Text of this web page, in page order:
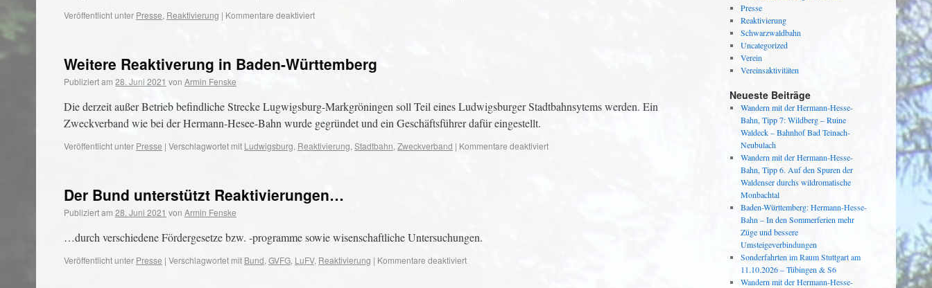
Veröffentlicht unter Presse, Reaktivierung | Kommentare deaktiviert
Weitere Reaktiverung in Baden-Württemberg
Publiziert am 28. Juni 2021 von Armin Fenske
Die derzeit außer Betrieb befindliche Strecke Lugwigsburg-Markgröningen soll Teil eines Ludwigsburger Stadtbahnsytems werden. Ein
Zweckverband wie bei der Hermann-Hesee-Bahn wurde gegründet und ein Geschäftsführer dafür eingestellt.
Veröffentlicht unter Presse | Verschlagwortet mit Ludwigsburg, Reaktivierung, Stadtbahn, Zweckverband | Kommentare deaktiviert
Der Bund unterstützt Reaktivierungen…
Publiziert am 28. Juni 2021 von Armin Fenske
…durch verschiedene Fördergesetze bzw. -programme sowie wisenschaftliche Untersuchungen.
Veröffentlicht unter Presse | Verschlagwortet mit Bund, GVFG, LuFV, Reaktivierung | Kommentare deaktiviert
Presse
Reaktivierung
Schwarzwaldbahn
Uncategorized
Verein
Vereinsaktivitäten
Neueste Beiträge
Wandern mit der Hermann-Hesse-
Bahn, Tipp 7: Wildberg – Ruine
Waldeck – Bahnhof Bad Teinach-
Neubulach
Wandern mit der Hermann-Hesse-
Bahn, Tipp 6. Auf den Spuren der
Waldenser durchs wildromatische
Monbachtal
Baden-Württemberg: Hermann-Hesse-
Bahn – In den Sommerferien mehr
Züge und bessere
Umsteigeverbindungen
Sonderfahrten im Raum Stuttgart am
11.10.2026 – Tübingen & S6
Wandern mit der Hermann-Hesse-